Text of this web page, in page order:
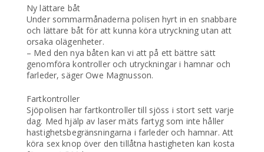
Ny lättare båt
Under sommarmånaderna polisen hyrt in en snabbare
och lättare båt för att kunna köra utryckning utan att
orsaka olägenheter.
– Med den nya båten kan vi att på ett bättre sätt
genomföra kontroller och utryckningar i hamnar och
farleder, säger Owe Magnusson.
Fartkontroller
Sjöpolisen har fartkontroller till sjöss i stort sett varje
dag. Med hjälp av laser mäts fartyg som inte håller
hastighetsbegränsningarna i farleder och hamnar. Att
köra sex knop över den tillåtna hastigheten kan kosta